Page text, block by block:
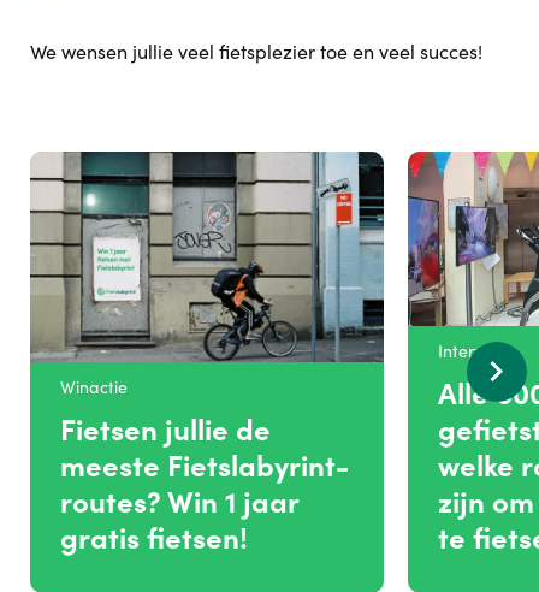
We wensen jullie veel fietsplezier toe en veel succes!
Winactie
Fietsen jullie de
meeste Fietslabyrint-
routes? Win 1 jaar
gratis fietsen!
Interview
Alle
welke
zijn
te